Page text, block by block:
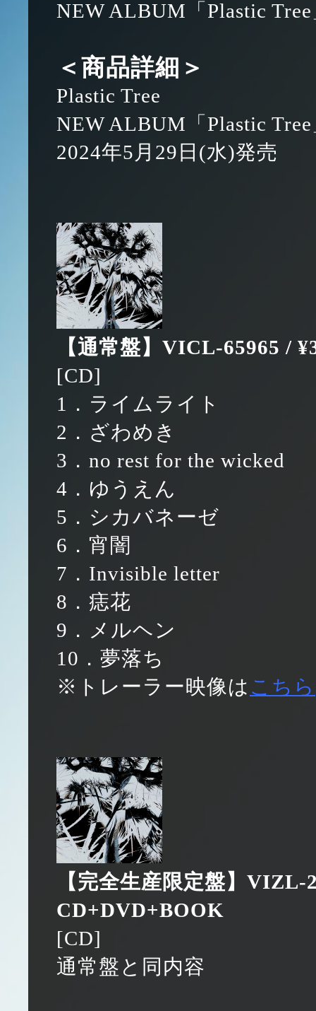
NEW ALBUM「Plastic
＜商品詳細＞
Plastic Tree
NEW ALBUM「Plastic
2024年5月29日(水)発売
【通常盤】VICL-65965 /
[CD]
1．ライムライト
2．ざわめき
3．no rest for the wicked
4．ゆうえん
5．シカバネーゼ
6．宵闇
7．Invisible letter
8．痣花
9．メルヘン
10．夢落ち
※トレーラー映像は こちら
【完全生産限定盤】VIZL-
CD+DVD+BOOK
[CD]
通常盤と同内容